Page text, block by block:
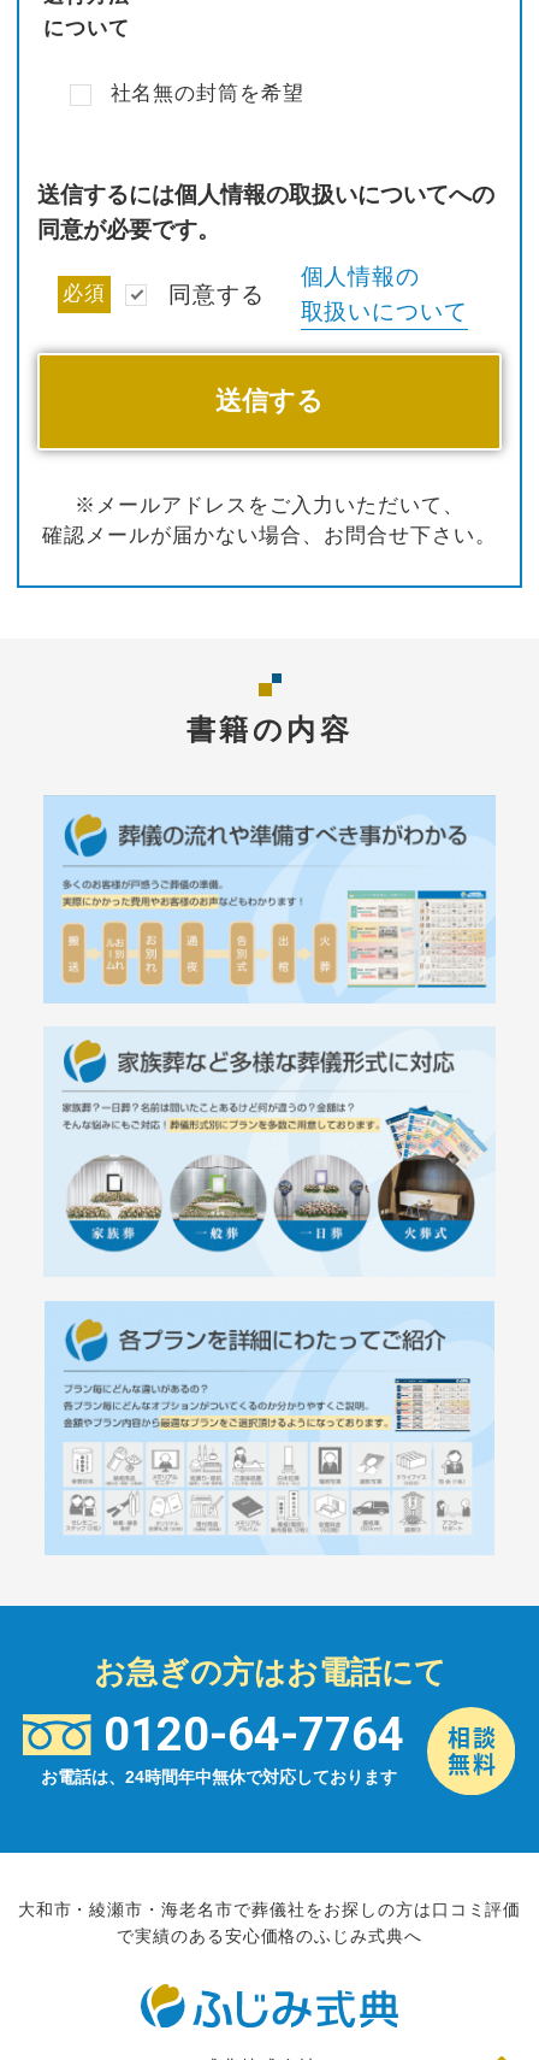
について
社名無の封筒を希望
送信するには個人情報の取扱いについてへの
同意が必要です。
必須 同意する
個人情報の
取扱いについて
※メールアドレスをご入力いただいて、
確認メールが届かない場合、お問合せ下さい。
書籍の内容
お急ぎの方はお電話にて
0120-64-7764
お電話は、24時間年中無休で対応しております
大和市・綾瀬市・海老名市で葬儀社をお探しの方は口コミ評価
で実績のある安心価格のふじみ式典へ